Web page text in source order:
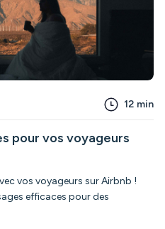
12 min
pour vos voyageurs
vos voyageurs sur Airbnb !
efficaces pour des